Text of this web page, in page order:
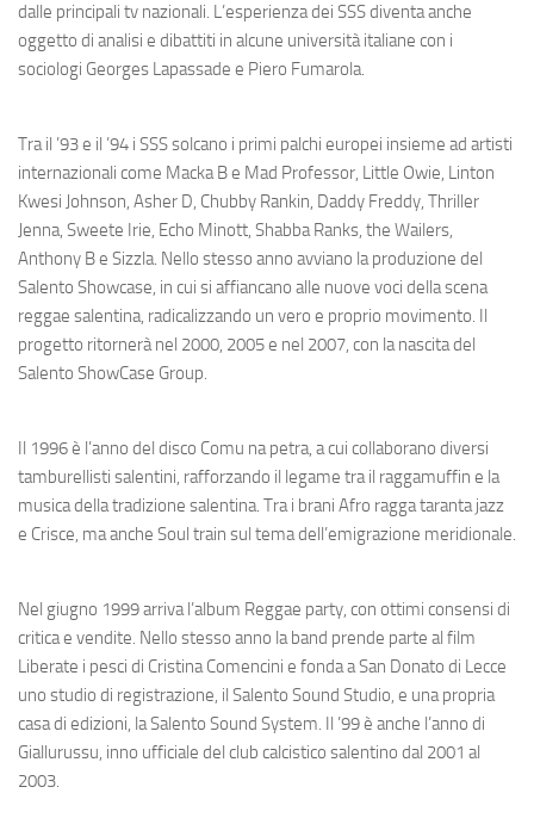
dalle principali tv nazionali. L’esperienza dei SSS diventa anche
oggetto di analisi e dibattiti in alcune università italiane con i
sociologi Georges Lapassade e Piero Fumarola.
Tra il ’93 e il ’94 i SSS solcano i primi palchi europei insieme ad artisti
internazionali come Macka B e Mad Professor, Little Owie, Linton
Kwesi Johnson, Asher D, Chubby Rankin, Daddy Freddy, Thriller
Jenna, Sweete Irie, Echo Minott, Shabba Ranks, the Wailers,
Anthony B e Sizzla. Nello stesso anno avviano la produzione del
Salento Showcase, in cui si affiancano alle nuove voci della scena
reggae salentina, radicalizzando un vero e proprio movimento. Il
progetto ritornerà nel 2000, 2005 e nel 2007, con la nascita del
Salento ShowCase Group.
Il 1996 è l’anno del disco Comu na petra, a cui collaborano diversi
tamburellisti salentini, rafforzando il legame tra il raggamuffin e la
musica della tradizione salentina. Tra i brani Afro ragga taranta jazz
e Crisce, ma anche Soul train sul tema dell’emigrazione meridionale.
Nel giugno 1999 arriva l’album Reggae party, con ottimi consensi di
critica e vendite. Nello stesso anno la band prende parte al film
Liberate i pesci di Cristina Comencini e fonda a San Donato di Lecce
uno studio di registrazione, il Salento Sound Studio, e una propria
casa di edizioni, laSalento Sound System. Il ’99 è anche l’anno di
Giallurussu, inno ufficiale del club calcistico salentino dal 2001 al
2003.